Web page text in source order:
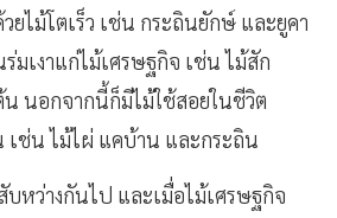
ไม้โตเร็ว เช่น กระถินยักษ์ และยูคา
มเงาแก่ไม้เศรษฐกิจ เช่น ไม้สัก
น นอกจากนี้ก็มีไม้ใช้สอยในชีวิต
เช่น ไม้ไผ่ แคบ้าน และกระถิน
หว่างกันไป และเมื่อไม้เศรษฐกิจ